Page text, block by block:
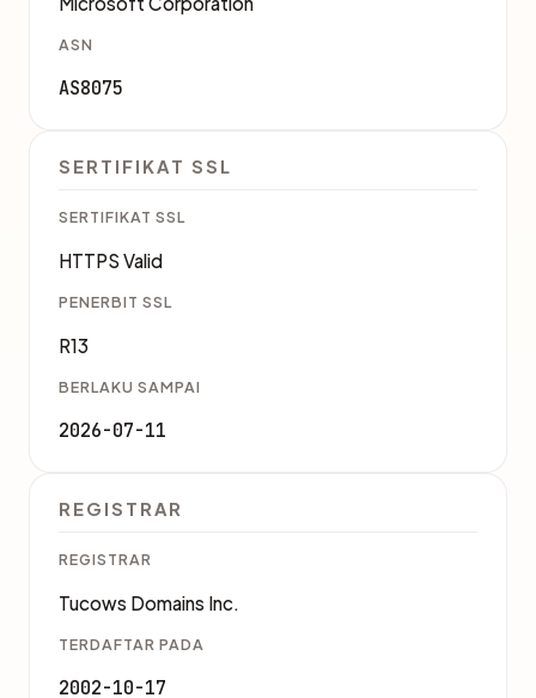
ASN
AS8075
SERTIFIKAT SSL
SERTIFIKAT SSL
HTTPS Valid
PENERBIT SSL
R13
BERLAKU SAMPAI
2026-07-11
REGISTRAR
REGISTRAR
Tucows Domains Inc.
TERDAFTAR PADA
2002-10-17